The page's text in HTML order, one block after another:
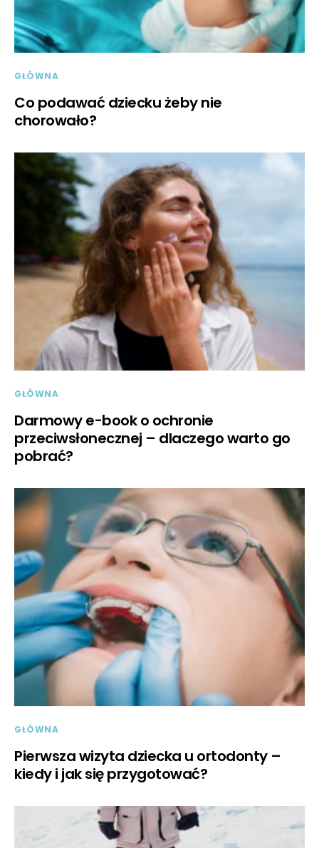
GŁÓWNA
Co podawać dziecku żeby nie
chorowało?
GŁÓWNA
Darmowy e-book o ochronie
przeciwsłonecznej – dlaczego warto go
pobrać?
GŁÓWNA
Pierwsza wizyta dziecka u ortodonty –
kiedy i jak się przygotować?